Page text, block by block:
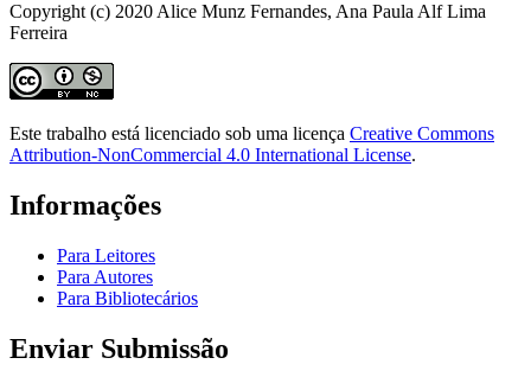
Copyright (c) 2020 Alice Munz Fernandes, Ana Paula Alf Lima
Ferreira
Este trabalho está licenciado sob uma licença Creative Commons
Attribution-NonCommercial 4.0 International License.
Informações
Para Leitores
Para Autores
Para Bibliotecários
Enviar Submissão